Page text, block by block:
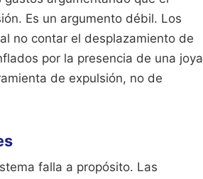
Es un argumento débil. Los
no contar el desplazamiento de
por la presencia de una joya
de expulsión, no de
falla a propósito. Las